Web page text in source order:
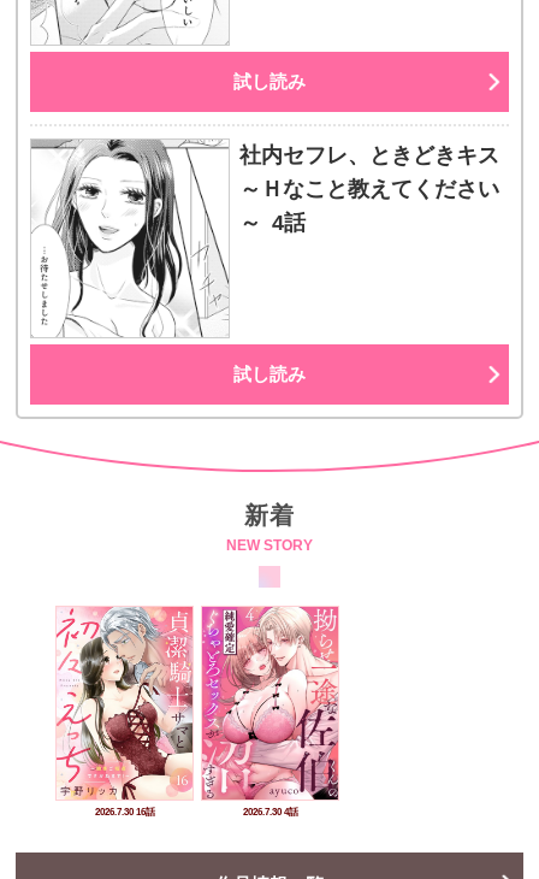
試し読み
社内セフレ、ときどきキス
～Ｈなこと教えてください
～ 4話
試し読み
新着
NEW STORY
2026.7.30 16話 2026.7.30 4話